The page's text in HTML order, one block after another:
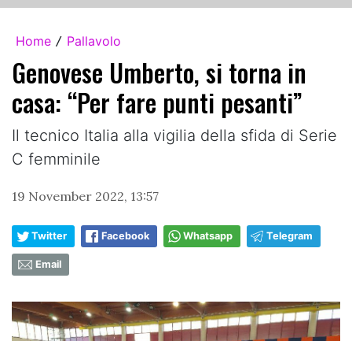
Home / Pallavolo
Genovese Umberto, si torna in
casa: “Per fare punti pesanti”
Il tecnico Italia alla vigilia della sfida di Serie
C femminile
19 November 2022, 13:57
Twitter Facebook Whatsapp Telegram
Email